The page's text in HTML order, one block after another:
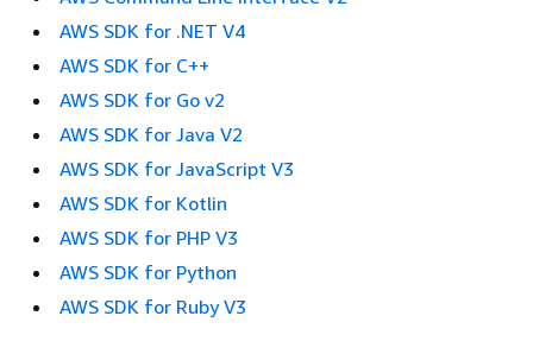
AWS SDK for .NET V4
AWS SDK for C++
AWS SDK for Go v2
AWS SDK for Java V2
AWS SDK for JavaScript V3
AWS SDK for Kotlin
AWS SDK for PHP V3
AWS SDK for Python
AWS SDK for Ruby V3